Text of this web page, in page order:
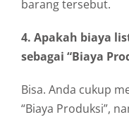
barang tersebut.
4. Apakah biaya
sebagai “Biaya
Bisa. Anda cukup
“Biaya Produksi”,